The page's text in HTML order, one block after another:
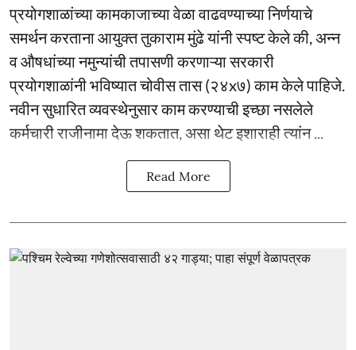
प्रयोगशाळांच्या कामकाजाच्या वेळा वाढवण्याच्या निर्णयाचे
समर्थन करताना आयुक्त तुकाराम मुंढे यांनी स्पष्ट केले की, अन्न
व औषधांच्या नमुन्यांची तपासणी करणाऱ्या सरकारी
प्रयोगशाळांनी भविष्यात चोवीस तास (२४x७) काम केले पाहिजे.
नवीन सुधारित व्यवस्थेनुसार काम करण्याची इच्छा नसलेले
कर्मचारी राजीनामा देऊ शकतात, असा थेट इशाराही त्यांन ...
Read More